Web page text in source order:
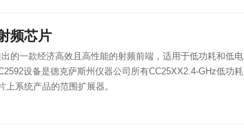
频芯片
的一款经济高效且高性能的射频前端，适用于低功耗和低电
设备是德克萨斯州仪器公司所有CC25XX2.4-GHz低功耗
系统产品的范围扩展器。